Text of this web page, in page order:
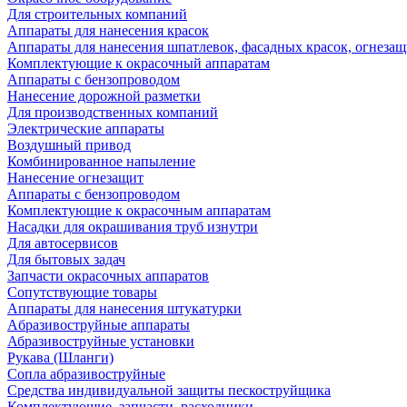
Для строительных компаний
Аппараты для нанесения красок
Аппараты для нанесения шпатлевок, фасадных красок,
Комплектующие к окрасочный аппаратам
Аппараты с бензопроводом
Нанесение дорожной разметки
Для производственных компаний
Электрические аппараты
Воздушный привод
Комбинированное напыление
Нанесение огнезащит
Аппараты с бензопроводом
Комплектующие к окрасочным аппаратам
Насадки для окрашивания труб изнутри
Для автосервисов
Для бытовых задач
Запчасти окрасочных аппаратов
Сопутствующие товары
Аппараты для нанесения штукатурки
Aбразивоструйные аппараты
Абразивоструйные установки
Рукава (Шланги)
Сопла абразивоструйные
Средства индивидуальной защиты пескоструйщика